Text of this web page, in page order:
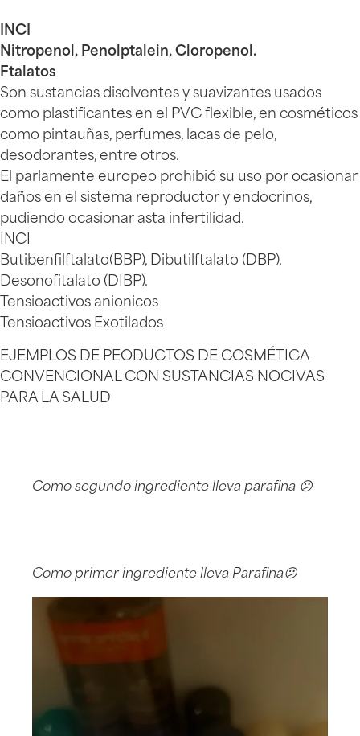
INCI
Nitropenol, Penolptalein, Cloropenol.
Ftalatos
Son sustancias disolventes y suavizantes usados
como plastificantes en el PVC flexible, en cosméticos
como pintauñas, perfumes, lacas de pelo,
desodorantes, entre otros.
El parlamente europeo prohibió su uso por ocasionar
daños en el sistema reproductor y endocrinos,
pudiendo ocasionar asta infertilidad.
INCI
Butibenfilftalato(BBP), Dibutilftalato (DBP),
Desonofitalato (DIBP).
Tensioactivos anionicos
Tensioactivos Exotilados
EJEMPLOS DE PEODUCTOS DE COSMÉTICA
CONVENCIONAL CON SUSTANCIAS NOCIVAS
PARA LA SALUD
Como segundo ingrediente lleva parafina 😕
Como primer ingrediente lleva Parafina😕